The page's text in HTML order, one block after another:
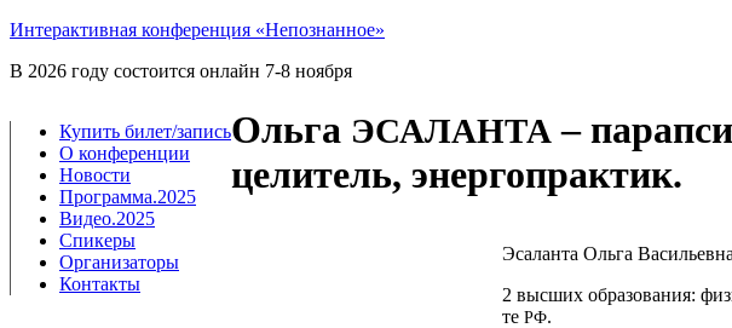
Интерактивная конференция «Непознанное»
В 2026 году состоится онлайн 7-8 ноября
Купить билет/​запись
О конференции
Новости
Программа.2025
Видео.2025
Спикеры
Организаторы
Контакты
Ольга ЭСАЛАНТА –
целитель, энергопрактик.
Эса­лан­та Оль­га Васи­льев­на
2 выс­ших обра­зо­ва­ния:
теРФ.